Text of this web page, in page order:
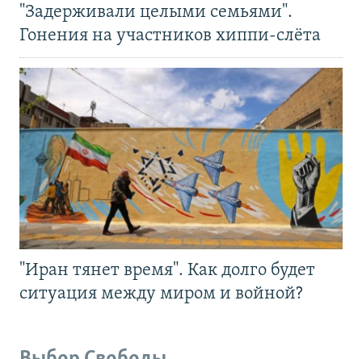
"Задерживали целыми семьями".
Гонения на участников хиппи-слёта
"Иран тянет время". Как долго будет
ситуация между миром и войной?